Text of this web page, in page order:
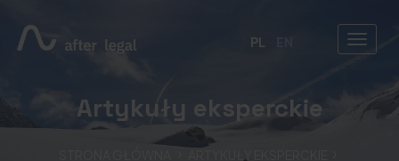
PL
Artykuły eksperckie